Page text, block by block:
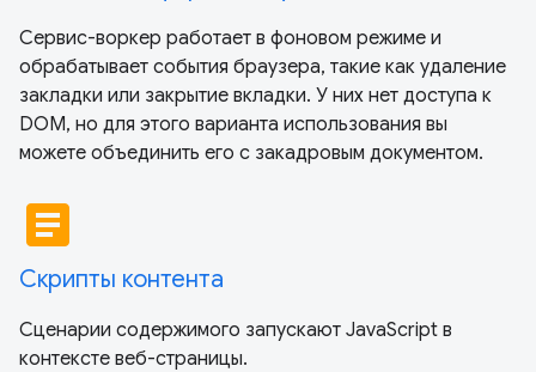
Сервис-воркер работает в фоновом режиме и
обрабатывает события браузера, такие как удаление
закладки или закрытие вкладки. У них нет доступа к
DOM, но для этого варианта использования вы
можете объединить его с закадровым документом.
article
Скрипты контента
Сценарии содержимого запускают JavaScript в
контексте веб-страницы.